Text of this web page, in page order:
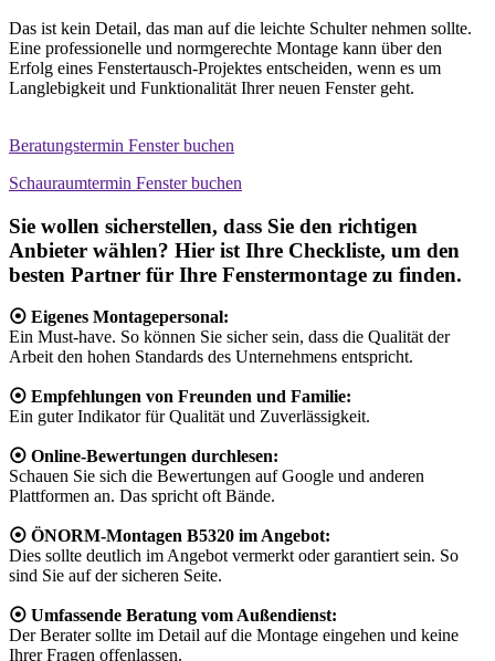
Das ist kein Detail, das man auf die leichte Schulter nehmen sollte.
Eine professionelle und normgerechte Montage kann über den
Erfolg eines Fenstertausch-Projektes entscheiden, wenn es um
Langlebigkeit und Funktionalität Ihrer neuen Fenster geht.
Beratungstermin Fenster buchen
Schauraumtermin Fenster buchen
Sie wollen sicherstellen, dass Sie den richtigen
Anbieter wählen? Hier ist Ihre Checkliste, um den
besten Partner für Ihre Fenstermontage zu finden.
⦿ Eigenes Montagepersonal:
Ein Must-have. So können Sie sicher sein, dass die Qualität der
Arbeit den hohen Standards des Unternehmens entspricht.
⦿ Empfehlungen von Freunden und Familie:
Ein guter Indikator für Qualität und Zuverlässigkeit.
⦿ Online-Bewertungen durchlesen:
Schauen Sie sich die Bewertungen auf Google und anderen
Plattformen an. Das spricht oft Bände.
⦿ ÖNORM-Montagen B5320 im Angebot:
Dies sollte deutlich im Angebot vermerkt oder garantiert sein. So
sind Sie auf der sicheren Seite.
⦿ Umfassende Beratung vom Außendienst:
Der Berater sollte im Detail auf die Montage eingehen und keine
Ihrer Fragen offenlassen.